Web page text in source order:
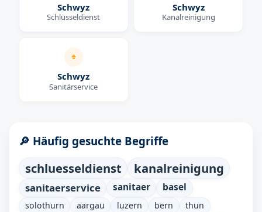
Schwyz
Schlüsseldienst
Schwyz
Kanalreinigung
Schwyz
Sanitärservice
🔎 Häufig gesuchte Begriffe
schluesseldienst kanalreinigung
sanitaerservice sanitaer basel
solothurn aargau luzern bern
thun